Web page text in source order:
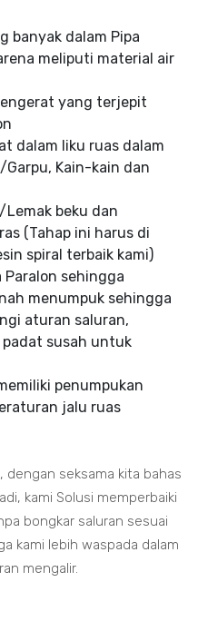
banyak dalam Pipa
meliputi material air
yang terjepit
dalam liku ruas dalam
Kain-kain dan
beku dan
(Tahap ini harus di
spiral terbaik kami)
Paralon sehingga
menumpuk sehingga
aturan saluran,
susah untuk
penumpukan
jalu ruas
dengan seksama kita bahas
kami Solusi memperbaiki
bongkar saluran sesuai
kami lebih waspada dalam
mengalir.